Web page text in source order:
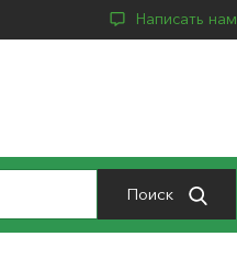
Написать нам
Поиск